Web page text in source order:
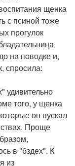
щенка
с псиной тоже
прогулок
на поводке и,
спросила:
удивительно
того, у щенка
он пускал
Проще
в "бздех". К
из